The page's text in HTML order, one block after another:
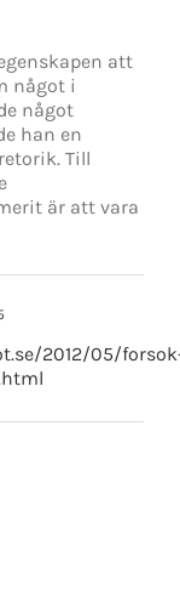
att
något i
något
han en
Till
är att vara
2012/05/